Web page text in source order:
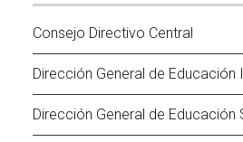
Consejo Directivo Central
Dirección General de Educación
Dirección General de Educación